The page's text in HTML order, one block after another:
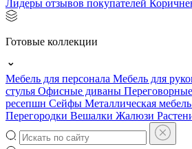
Лидеры отзывов покупателей
Готовые коллекции
Мебель для персонала Мебель для
стулья Офисные диваны
ресепшн Сейфы Металлическая мебель
Перегородки Вешалки Жалюзи